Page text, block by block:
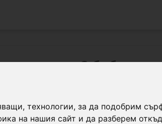
технологии, за да подобрим
на нашия сайт и да разберем
и ярета с 3
Кофа